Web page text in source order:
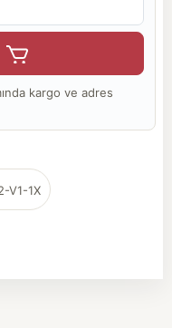
kargo ve adres
V1-1X